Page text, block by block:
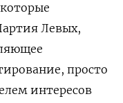
Левых,
просто
интересов